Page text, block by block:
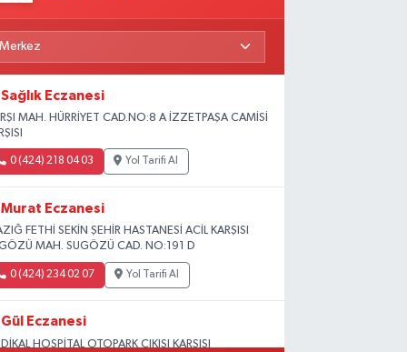
Sağlık Eczanesi
MAH. HÜRRİYET CAD.NO:8 A İZZETPAŞA CAMİSİ
0 (424) 218 04 03 Yol Tarifi Al
Murat Eczanesi
FETHİ SEKİN ŞEHİR HASTANESİ ACİL KARŞISI
MAH. SUGÖZÜ CAD. NO:191 D
0 (424) 234 02 07 Yol Tarifi Al
Gül Eczanesi
HOSPİTAL OTOPARK ÇIKIŞI KARŞISI